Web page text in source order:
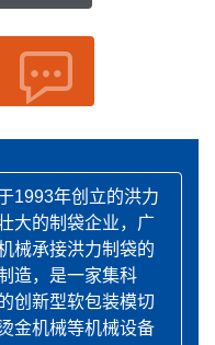
1993年创立的洪力
大的制袋企业，广
械承接洪力制袋的
造，是一家集科
创新型软包装模切
金机械等机械设备